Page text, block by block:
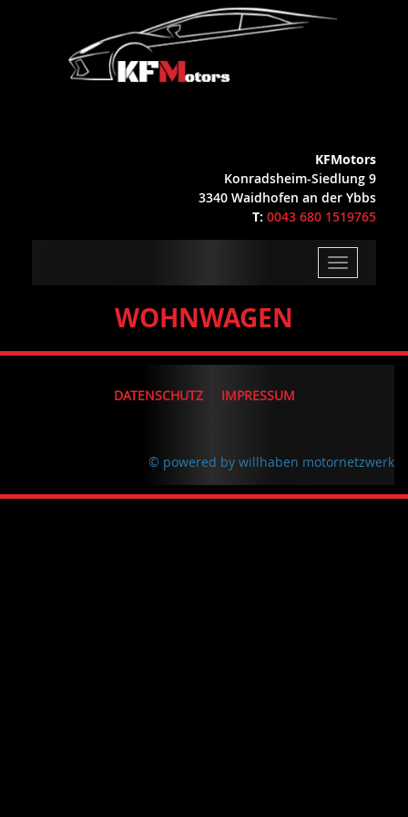
KFMotors
Konradsheim-Siedlung 9
3340 Waidhofen an der Ybbs
T: 0043 680 1519765
Toggle
navigation
WOHNWAGEN
DATENSCHUTZ IMPRESSUM
© powered by willhaben motornetzwerk